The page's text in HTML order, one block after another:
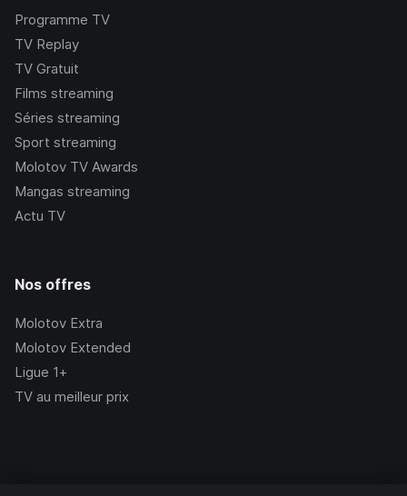
Programme TV
TV Replay
TV Gratuit
Films streaming
Séries streaming
Sport streaming
Molotov TV Awards
Mangas streaming
Actu TV
Nos offres
Molotov Extra
Molotov Extended
Ligue 1+
TV au meilleur prix